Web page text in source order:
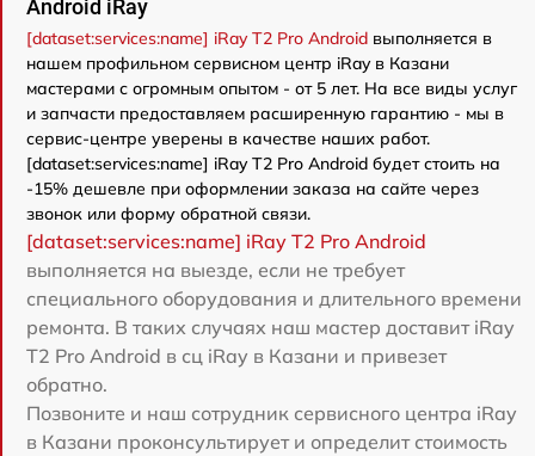
Android iRay
[dataset:services:name] iRay T2 Pro Android выполняется в
нашем профильном сервисном центр iRay в Казани
мастерами с огромным опытом - от 5 лет. На все виды услуг
и запчасти предоставляем расширенную гарантию - мы в
сервис-центре уверены в качестве наших работ.
[dataset:services:name] iRay T2 Pro Android будет стоить на
-15% дешевле при оформлении заказа на сайте через
звонок или форму обратной связи.
[dataset:services:name] iRay T2 Pro Android
выполняется на выезде, если не требует
специального оборудования и длительного времени
ремонта. В таких случаях наш мастер доставит iRay
T2 Pro Android в сц iRay в Казани и привезет
обратно.
Позвоните и наш сотрудник сервисного центра iRay
в Казани проконсультирует и определит стоимость